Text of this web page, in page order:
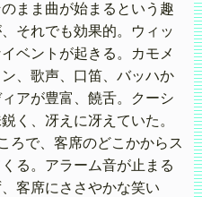
まま曲が始まるという趣
それでも効果的。ウィッ
ベントが起きる。カモメ
、歌声、口笛、バッハか
アが豊富、饒舌。クーシ
く、冴えに冴えていた。
ろで、客席のどこかからス
る。アラーム音が止まる
客席にささやかな笑い